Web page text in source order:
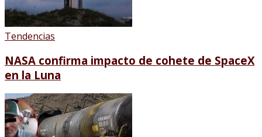
Tendencias
NASA confirma impacto de cohete de SpaceX
en la Luna